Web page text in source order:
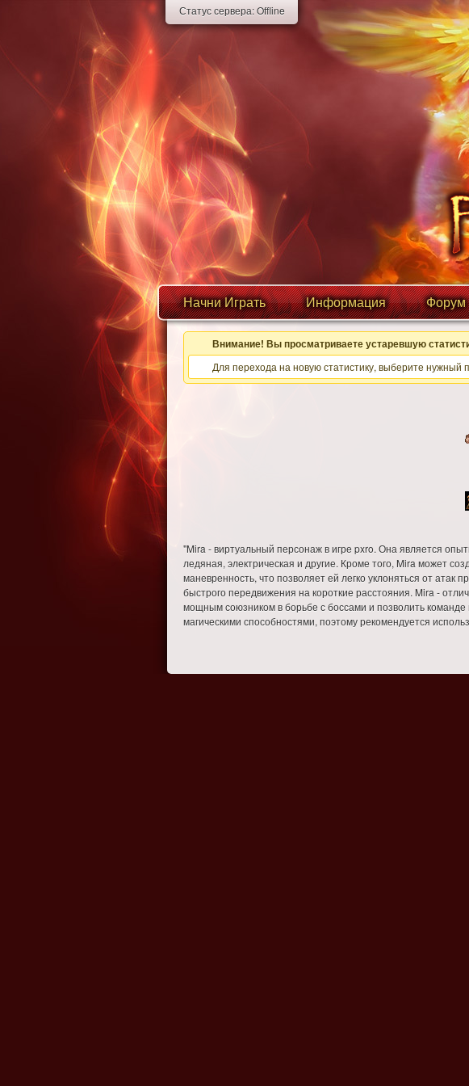
Статус сервера:Offline
Начни Играть Информация Форум
Внимание! Вы просматриваете устаревшую
Для перехода на новую статистику, выберите нужный
"Mira - виртуальный персонаж в игре pxro. Она является
ледяная, электрическая и другие. Кроме того, Mira может
маневренность, что позволяет ей легко уклоняться от
быстрого передвижения на короткие расстояния. Mira -
мощным союзником в борьбе с боссами и позволить
магическими способностями, поэтому рекомендуется